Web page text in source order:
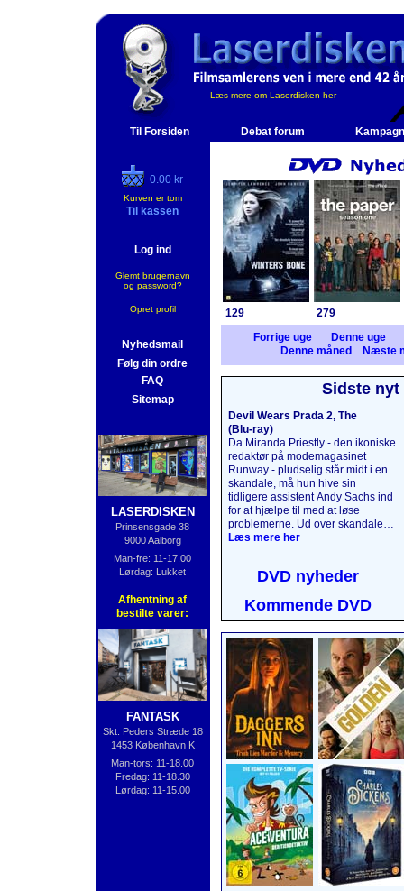
Til Forsiden Debat forum
Læs mere om Laserdisken her
0.00 kr
Kurven er tom
Til kassen
Log ind
Glemt brugernavn
og password?
Opret profil
Nyhedsmail
Følg din ordre
FAQ
Sitemap
LASERDISKEN
Prinsensgade 38
9000 Aalborg
Man-fre: 11-17.00
Lørdag: Lukket
Afhentning af
bestilte varer:
FANTASK
Skt. Peders Stræde 18
1453 København K
Man-tors: 11-18.00
Fredag: 11-18.30
Lørdag: 11-15.00
129
279
Forrige uge
Denne uge
Denne måned
Næste
Sidste nyt
Devil Wears Prada 2, The
(Blu‑ray)
Da Miranda Priestly - den ikoniske
redaktør på modemagasinet
Runway - pludselig står midt i en
skandale, må hun hive sin
tidligere assistent Andy Sachs ind
for at hjælpe til med at løse
problemerne. Ud over skandalen
må det umage par også forholde
assistent Emily Charltons nye
luksusindustrien. Alle spillerne fra
den første film er tilbage i deres
legendariske roller.Læs mere
her....
Læs mere her
DVD nyheder
Kommende DVD